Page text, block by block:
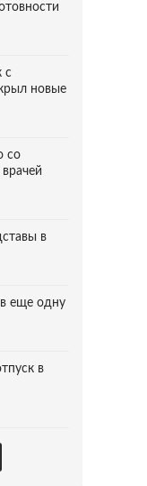
с
новые
со
в
еще одну
в